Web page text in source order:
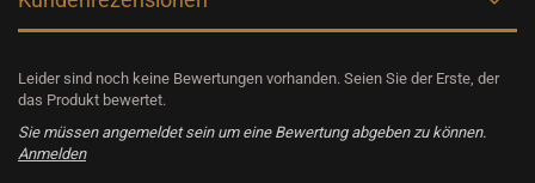
Leider sind noch keine Bewertungen vorhanden. Seien Sie der Erste, der
das Produkt bewertet.
Sie müssen angemeldet sein um eine Bewertung abgeben zu können.
Anmelden